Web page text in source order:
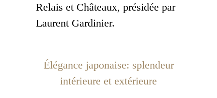
Relais et Châteaux, présidée par
Laurent Gardinier.
Élégance japonaise: splendeur
intérieure et extérieure